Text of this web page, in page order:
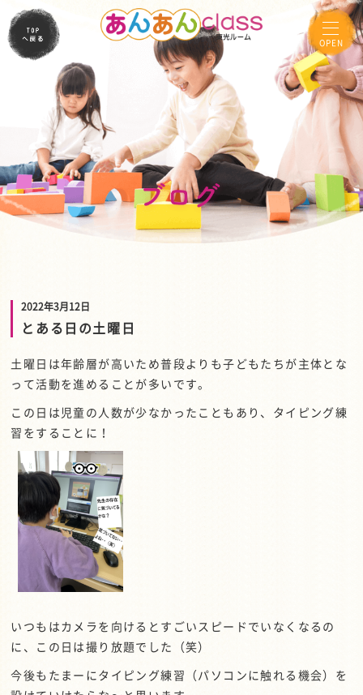
OPEN
2022年3月12日
とある日の土曜日
土曜日は年齢層が高いため普段よりも子どもたちが主体とな
って活動を進めることが多いです。
この日は児童の人数が少なかったこともあり、タイピング練
習をすることに！
いつもはカメラを向けるとすごいスピードでいなくなるの
に、この日は撮り放題でした（笑）
今後もたまーにタイピング練習（パソコンに触れる機会）を